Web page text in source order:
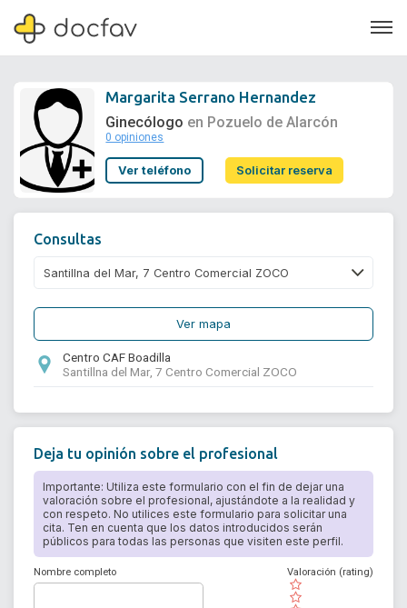
Soporte
Margarita Serrano Hernandez
Ginecólogo en Pozuelo de Alarcón
0 opiniones
Ver teléfono Solicitar reserva
Consultas
Ver mapa
Centro CAF Boadilla
Santillna del Mar, 7 Centro Comercial ZOCO
Deja tu opinión sobre el profesional
Importante: Utiliza este formulario con el fin de dejar una
valoración sobre el profesional, ajustándote a la realidad y
con respeto. No utilices este formulario para solicitar una
cita. Ten en cuenta que los datos introducidos serán
públicos para todas las personas que visiten este perfil.
Nombre completo
( )
( )
Valoración (rating)